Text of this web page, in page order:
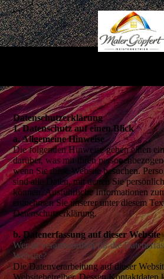
Datenschutz­erklärung
1. Datenschutz auf einen Blick
a. Allgemeine Hinweise
Die folgenden Hinweise geben einen
darüber, was mit Ihren
wenn Sie diese Website besuchen.
sind alle Daten, mit denen Sie
können. Ausführliche Informationen
entnehmen Sie unserer unter diesem
Datenschutzerklärung.
b. Datenerfassung auf dieser Website
Wer ist verantwortlich für die
Website?
Die Datenverarbeitung auf dieser
Websitebetreiber. Dessen Kontaktdaten